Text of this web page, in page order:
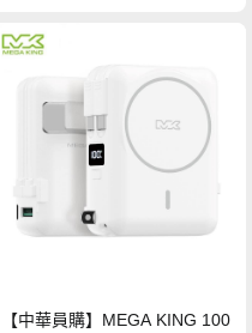
【中華員購】MEGA KING 100